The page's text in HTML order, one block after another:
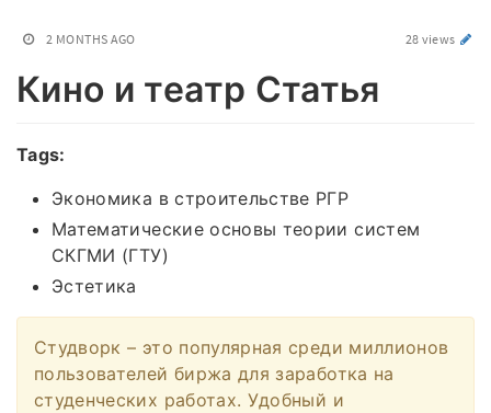
2 MONTHS AGO 28 views
Кино и театр Статья
Tags:
Экономика в строительстве РГР
Математические основы теории систем
СКГМИ (ГТУ)
Эстетика
Студворк – это популярная среди миллионов
пользователей биржа для заработка на
студенческих работах. Удобный и